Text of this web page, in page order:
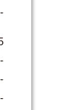
5- "فكان لنا فيه الفداء بدمه، أي غفران